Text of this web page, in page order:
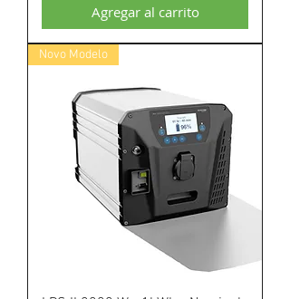
Agregar al carrito
Novo Modelo